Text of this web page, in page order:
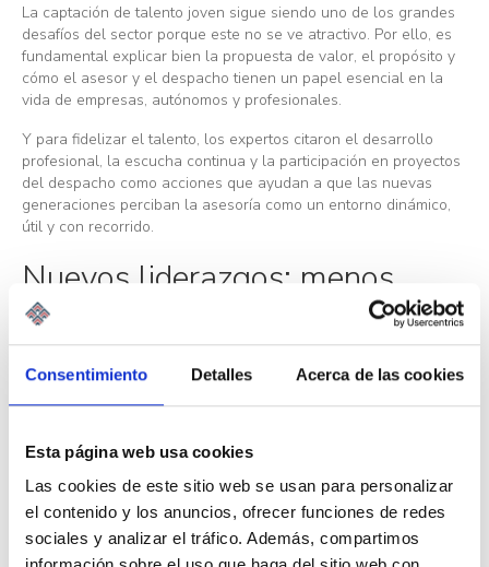
Consentimiento Detalles Acerca de las cookies
Esta página web usa cookies
Las cookies de este sitio web se usan para personalizar
el contenido y los anuncios, ofrecer funciones de redes
sociales y analizar el tráfico. Además, compartimos
La captación de talento joven sigue siendo uno de los grandes
desafíos del sector porque este no se ve atractivo. Por ello, es
fundamental explicar bien la propuesta de valor, el propósito y
cómo el asesor y el despacho tienen un papel esencial en la
vida de empresas, autónomos y profesionales.
Y para fidelizar el talento, los expertos citaron el desarrollo
profesional, la escucha continua y la participación en proyectos
del despacho como acciones que ayudan a que las nuevas
generaciones perciban la asesoría como un entorno dinámico,
útil y con recorrido.
Nuevos liderazgos: menos
jerarquía y más visión de
negocio
La mesa también permitió reflexionar sobre cómo están
definen solo por la edad, sino por la forma de tomar decisiones,
comunicar, organizar equipos y entender el despacho como un
Y por eso los ponentes hablaron de que la dirección de los
despachos actuales apunta más a un modelo de estructura más